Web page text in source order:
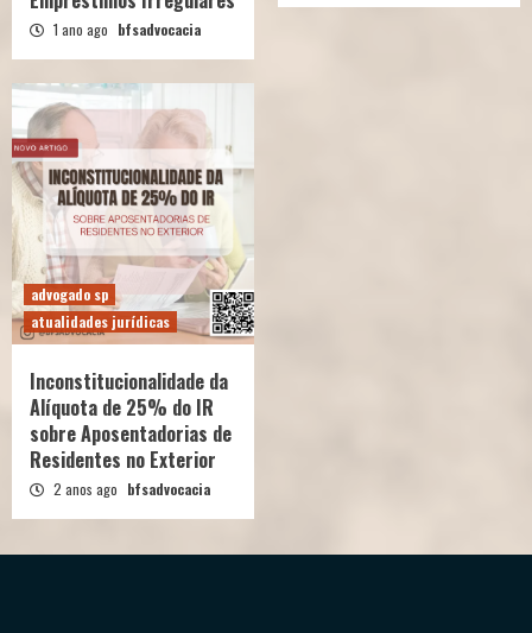
1 ano ago bfsadvocacia
advogado sp
atualidades jurídicas
Inconstitucionalidade da
Alíquota de 25% do IR
sobre Aposentadorias de
Residentes no Exterior
2 anos ago bfsadvocacia